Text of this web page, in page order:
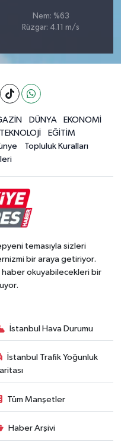
Nem: %63
Rüzgar: 4.11 m/s
DÜNYA
EKONOMİ
EĞİTİM
Topluluk Kuralları
temasıyla sizleri
bir araya getiriyor.
haber okuyabilecekleri bir
İstanbul Hava Durumu
İstanbul Trafik Yoğunluk
Tüm Manşetler
Haber Arşivi